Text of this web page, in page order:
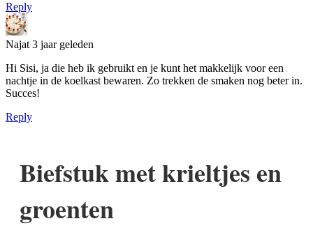
Reply
Najat 3 jaar geleden
Hi Sisi, ja die heb ik gebruikt en je kunt het makkelijk voor een
nachtje in de koelkast bewaren. Zo trekken de smaken nog beter in.
Succes!
Reply
Biefstuk met krieltjes en
groenten